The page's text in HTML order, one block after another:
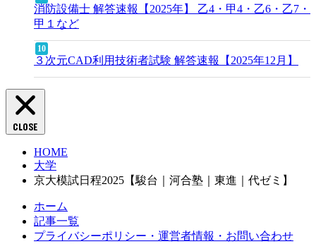
消防設備士 解答速報【2025年】 乙4・甲4・乙6・乙7・
甲１など
３次元CAD利用技術者試験 解答速報【2025年12月】
CLOSE
HOME
大学
京大模試日程2025【駿台｜河合塾｜東進｜代ゼミ】
ホーム
記事一覧
プライバシーポリシー・運営者情報・お問い合わせ